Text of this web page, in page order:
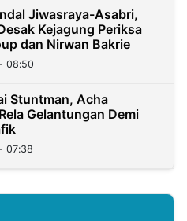
Jiwasraya-Asabri,
Kejagung Periksa
dan Nirwan Bakrie
08:50
Stuntman, Acha
Gelantungan Demi
07:38